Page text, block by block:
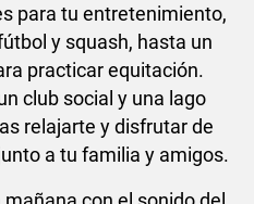
para tu entretenimiento,
y squash, hasta un
practicar equitación.
club social y una lago
relajarte y disfrutar de
a tu familia y amigos.